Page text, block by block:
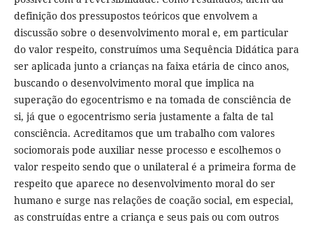
definição dos pressupostos teóricos que envolvem a
discussão sobre o desenvolvimento moral e, em particular
do valor respeito, construímos uma Sequência Didática para
ser aplicada junto a crianças na faixa etária de cinco anos,
buscando o desenvolvimento moral que implica na
superação do egocentrismo e na tomada de consciência de
si, já que o egocentrismo seria justamente a falta de tal
consciência. Acreditamos que um trabalho com valores
sociomorais pode auxiliar nesse processo e escolhemos o
valor respeito sendo que o unilateral é a primeira forma de
respeito que aparece no desenvolvimento moral do ser
humano e surge nas relações de coação social, em especial,
as construídas entre a criança e seus pais ou com outros